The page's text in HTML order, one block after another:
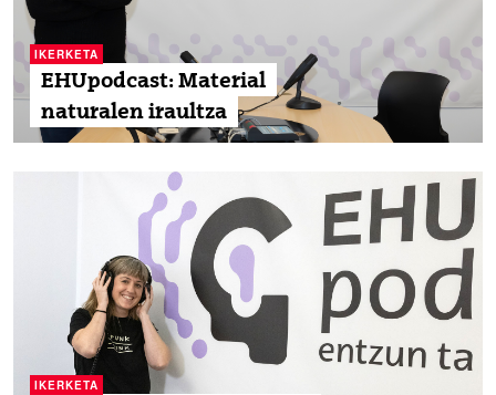
IKERKETA
EHUpodcast: Material
naturalen iraultza
IKERKETA